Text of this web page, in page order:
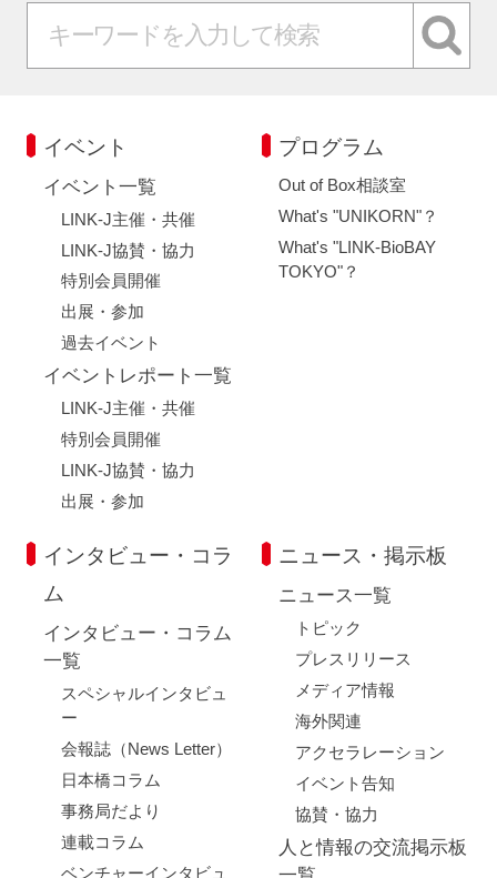
イベント
イベント一覧
LINK-J主催・共催
LINK-J協賛・協力
特別会員開催
出展・参加
過去イベント
イベントレポート一覧
LINK-J主催・共催
特別会員開催
LINK-J協賛・協力
出展・参加
プログラム
Out of Box相談室
What's "UNIKORN"？
What's "LINK-BioBAY
TOKYO"？
インタビュー・コラ
ム
インタビュー・コラム
一覧
スペシャルインタビュ
ー
会報誌（News Letter）
日本橋コラム
事務局だより
連載コラム
ベンチャーインタビュ
ニュース・掲示板
ニュース一覧
トピック
プレスリリース
メディア情報
海外関連
アクセラレーション
イベント告知
協賛・協力
人と情報の交流掲示板